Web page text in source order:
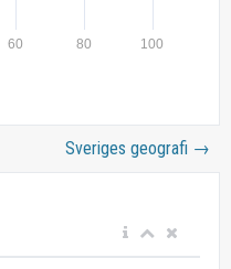
Sveriges geografi →